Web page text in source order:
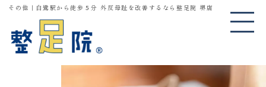
その他｜白鷺駅から徒歩５分 外反母趾を改善するなら整足院 堺店